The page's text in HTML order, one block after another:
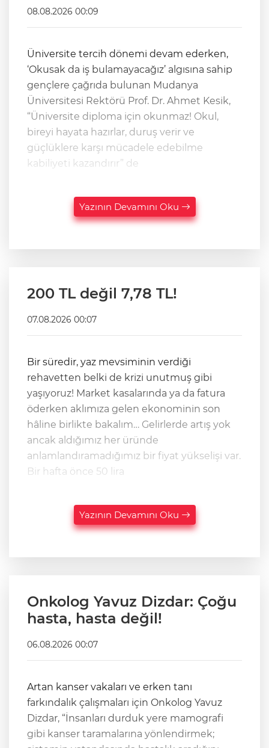
08.08.2026 00:09
Üniversite tercih dönemi devam ederken,
‘Okusak da iş bulamayacağız’ algısına sahip
gençlere çağrıda bulunan Mudanya
Üniversitesi Rektörü Prof. Dr. Ahmet Kesik,
“Üniversite diploma için okunmaz! Okul,
bireyi hayata hazırlar, duruş verir ve
güçlüklere karşı mücadele edebilme
kabiliyeti kazandırır” de
Yazının Devamını Oku
200 TL değil 7,78 TL!
07.08.2026 00:07
Bir süredir, yaz mevsiminin verdiği
rehavetten belki de krizi unutmuş gibi
yaşıyoruz! Market kasalarında ya da fatura
öderken aklımıza gelen ekonominin son
hâline birlikte bakalım… Gelirlerde artış yok
ancak aldığımız her üründe
anlamlandıramadığımız bir fiyat yükselişi var.
Bir hafta önce 50 lira
Yazının Devamını Oku
Onkolog Yavuz Dizdar: Çoğu
hasta, hasta değil!
06.08.2026 00:07
Artan kanser vakaları ve erken tanı
farkındalık çalışmaları için Onkolog Yavuz
Dizdar, “İnsanları durduk yere mamografi
gibi kanser taramalarına yönlendirmek;